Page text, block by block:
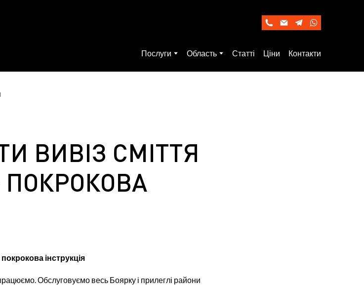
Послуги Область Статті Ціни Контакти
ВИВІЗ СМІТТЯ
інструкція
Обслуговуємо весь Боярку і прилеглі райони